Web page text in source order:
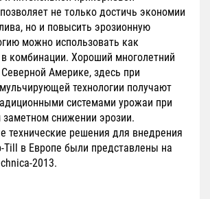
не только достичь экономии
но и повысить эрозионную
можно использовать как
комбинации. Хороший многолетний
Америке, здесь при
технологии получают
системами урожаи при
снижении эрозии.
технические решения для внедрения
Till в Европе были представлены на
2013.